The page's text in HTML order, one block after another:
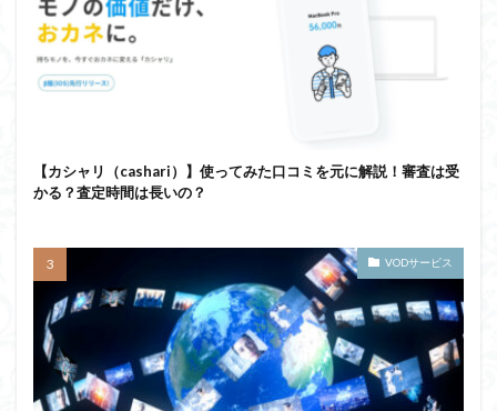
【カシャリ（cashari）】使ってみた口コミを元に解説！審査は受
かる？査定時間は長いの？
VODサービス